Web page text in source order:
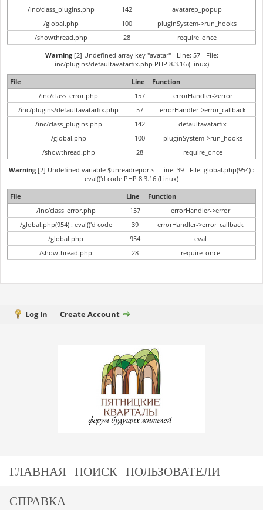
/inc/class_plugins.php
142
avatarep_popup
/global.php
100
pluginSystem->run_hooks
/showthread.php
28
require_once
Warning[2] Undefined array key "avatar" - Line: 57 - File:
inc/plugins/defaultavatarfix.php PHP 8.3.16 (Linux)
File
Line
Function
/inc/class_error.php
157
errorHandler->error
/inc/plugins/defaultavatarfix.php
57
errorHandler->error_callback
/inc/class_plugins.php
142
defaultavatarfix
/global.php
100
pluginSystem->run_hooks
/showthread.php
28
require_once
Warning [2] Undefined variable $unreadreports - Line: 39 - File: global.php(954) :
eval()'d code PHP 8.3.16 (Linux)
File
Line
Function
/inc/class_error.php
157
errorHandler->error
/global.php(954) : eval()'d code
39
errorHandler->error_callback
/global.php
954
eval
/showthread.php
28 require_once
Log In Create Account
ГЛАВНАЯ ПОИСК ПОЛЬЗОВАТЕЛИ
СПРАВКА